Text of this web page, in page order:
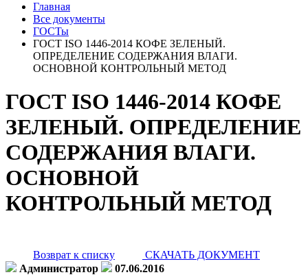
Главная
Все документы
ГОСТы
ГОСТ ISO 1446-2014 КОФЕ ЗЕЛЕНЫЙ.
ОПРЕДЕЛЕНИЕ СОДЕРЖАНИЯ ВЛАГИ.
ОСНОВНОЙ КОНТРОЛЬНЫЙ МЕТОД
ГОСТ ISO 1446-2014 КОФЕ
ЗЕЛЕНЫЙ. ОПРЕДЕЛЕНИЕ
СОДЕРЖАНИЯ ВЛАГИ.
ОСНОВНОЙ
КОНТРОЛЬНЫЙ МЕТОД
Возврат к списку
СКАЧАТЬ ДОКУМЕНТ
Администратор
07.06.2016